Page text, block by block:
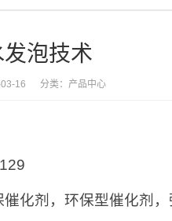
泡技术
03-16 分类： 产品中心
化剂，环保型催化剂